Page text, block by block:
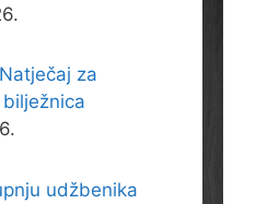
za
udžbenika